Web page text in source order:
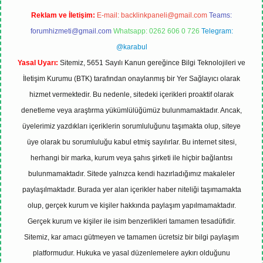
Reklam ve İletişim: E-mail: backlinkpaneli@gmail.com Teams:
forumhizmeti@gmail.com Whatsapp: 0262 606 0 726 Telegram:
@karabul
Yasal Uyarı: Sitemiz, 5651 Sayılı Kanun gereğince Bilgi Teknolojileri ve
İletişim Kurumu (BTK) tarafından onaylanmış bir Yer Sağlayıcı olarak
hizmet vermektedir. Bu nedenle, sitedeki içerikleri proaktif olarak
denetleme veya araştırma yükümlülüğümüz bulunmamaktadır. Ancak,
üyelerimiz yazdıkları içeriklerin sorumluluğunu taşımakta olup, siteye
üye olarak bu sorumluluğu kabul etmiş sayılırlar. Bu internet sitesi,
herhangi bir marka, kurum veya şahıs şirketi ile hiçbir bağlantısı
bulunmamaktadır. Sitede yalnızca kendi hazırladığımız makaleler
paylaşılmaktadır. Burada yer alan içerikler haber niteliği taşımamakta
olup, gerçek kurum ve kişiler hakkında paylaşım yapılmamaktadır.
Gerçek kurum ve kişiler ile isim benzerlikleri tamamen tesadüfidir.
Sitemiz, kar amacı gütmeyen ve tamamen ücretsiz bir bilgi paylaşım
platformudur. Hukuka ve yasal düzenlemelere aykırı olduğunu